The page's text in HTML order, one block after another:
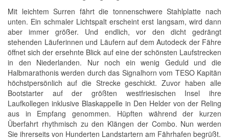
Mit leichtem Surren fährt die tonnenschwere Stahlplatte nach
unten. Ein schmaler Lichtspalt erscheint erst langsam, wird dann
aber immer größer. Und endlich, vor den dicht gedrängt
stehenden Läuferinnen und Läufern auf dem Autodeck der Fähre
öffnet sich der ersehnte Blick auf eine der schönsten Laufstrecken
in den Niederlanden. Nur noch ein wenig Geduld und die
Halbmarathonis werden durch das Signalhorn vom TESO Kapitän
höchstpersönlich auf die Strecke geschickt. Zuvor haben alle
Bootstarter auf der größten westfriesischen Insel ihre
Laufkollegen inklusive Blaskappelle in Den Helder von der Reling
aus in Empfang genommen. Hüpften während der kurzen
Überfahrt rhythmisch zu den Klängen der Combo. Nun werden
Sie ihrerseits von Hunderten Landstartern am Fährhafen begrüßt.